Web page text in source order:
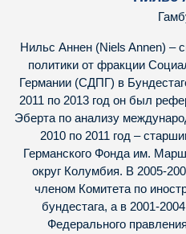
Нильс Аннен (Niels Annen) –
политики от фракции
Германии (СДПГ) в
2011 по 2013 год он был
Эберта по анализу
2010 по 2011 год –
Германского Фонда им.
округ Колумбия. В 2005-
членом Комитета по
бундестага, а в 2001-
Федерального